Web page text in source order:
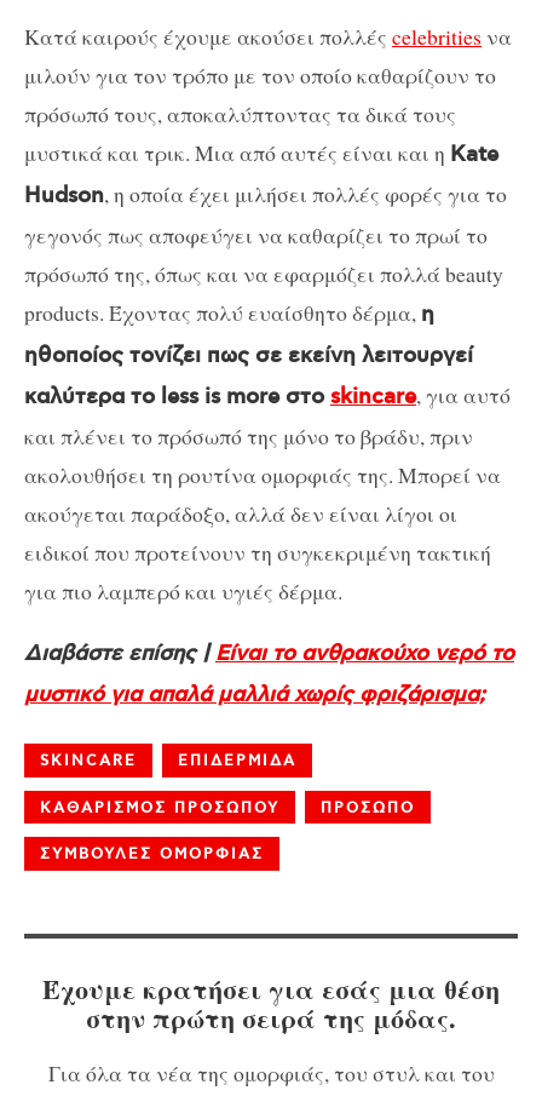
Κατά καιρούς έχουμε ακούσει πολλές celebrities να
μιλούν για τον τρόπο με τον οποίο καθαρίζουν το
πρόσωπό τους, αποκαλύπτοντας τα δικά τους
μυστικά και τρικ. Μια από αυτές είναι και η Kate
Hudson, η οποία έχει μιλήσει πολλές φορές για το
γεγονός πως αποφεύγει να καθαρίζει το πρωί το
πρόσωπό της, όπως και να εφαρμόζει πολλά beauty
products. Έχοντας πολύ ευαίσθητο δέρμα, η
ηθοποίος τονίζει πως σε εκείνη λειτουργεί
καλύτερα το less is more στοskincare, για αυτό
και πλένει το πρόσωπό της μόνο το βράδυ, πριν
ακολουθήσει τη ρουτίνα ομορφιάς της. Μπορεί να
ακούγεται παράδοξο, αλλά δεν είναι λίγοι οι
ειδικοί που προτείνουν τη συγκεκριμένη τακτική
για πιο λαμπερό και υγιές δέρμα.
Διαβάστε επίσης |Είναι το ανθρακούχο νερό το
μυστικό για απαλά μαλλιά χωρίς φριζάρισμα;
SKINCARE ΕΠΙΔΕΡΜΙΔΑ
ΚΑΘΑΡΙΣΜΟΣ ΠΡΟΣΩΠΟΥ ΠΡΟΣΩΠΟ
ΣΥΜΒΟΥΛΕΣ ΟΜΟΡΦΙΑΣ
Έχουμε κρατήσει για εσάς μια θέση
στην πρώτη σειρά της μόδας.
Για όλα τα νέα της ομορφιάς, του στυλ και του